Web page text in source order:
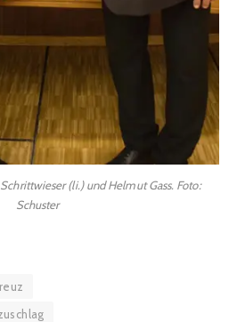
(li.) und Helmut Gass. Foto:
Schuster